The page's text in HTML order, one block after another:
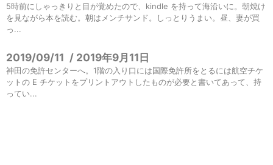
5時前にしゃっきりと目が覚めたので、kindle を持って海沿いに。朝焼け
を見ながら本を読む。朝はメンチサンド。しっとりうまい。昼、妻が買
っ...
2019/09/11 / 2019年9月11日
神田の免許センターへ。1階の入り口には国際免許所をとるには航空チケ
ットの E チケットをプリントアウトしたものが必要と書いてあって、持
ってい...